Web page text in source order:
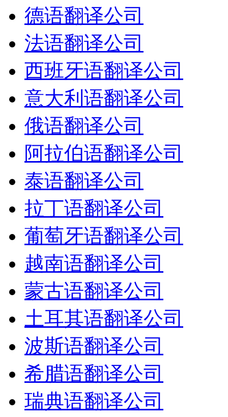
德语翻译公司
法语翻译公司
西班牙语翻译公司
意大利语翻译公司
俄语翻译公司
阿拉伯语翻译公司
泰语翻译公司
拉丁语翻译公司
葡萄牙语翻译公司
越南语翻译公司
蒙古语翻译公司
土耳其语翻译公司
波斯语翻译公司
希腊语翻译公司
瑞典语翻译公司